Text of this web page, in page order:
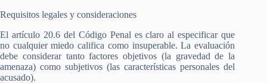
Requisitos legales y consideraciones
El artículo 20.6 del Código Penal es claro al especificar que
no cualquier miedo califica como insuperable. La evaluación
debe considerar tanto factores objetivos (la gravedad de la
amenaza) como subjetivos (las características personales del
acusado)​.